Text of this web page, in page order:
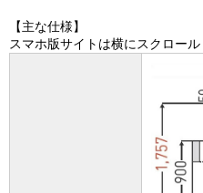
【主な仕様】
スマホ版サイトは横にスクロール